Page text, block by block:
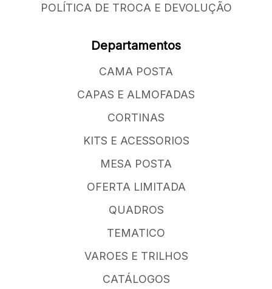
POLÍTICA DE TROCA E DEVOLUÇÃO
Departamentos
CAMA POSTA
CAPAS E ALMOFADAS
CORTINAS
KITS E ACESSORIOS
MESA POSTA
OFERTA LIMITADA
QUADROS
TEMATICO
VAROES E TRILHOS
CATÁLOGOS